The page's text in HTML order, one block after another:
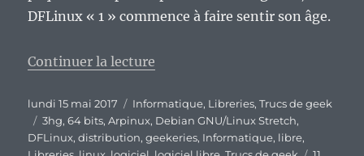
DFLinux « 1 » commence à faire sentir son âge.
Continuer la lecture
Publié
le
lundi 15 mai 2017 Catégories
Informatique, Libreries,Trucs de geek
Étiquettes
3hg,64 bits,Arpinux, Debian GNU/Linux Stretch,
DFLinux,distribution,geekeries, Informatique, libre,